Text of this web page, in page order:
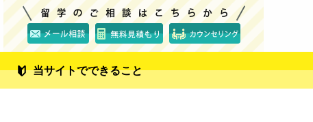
当サイトでできること